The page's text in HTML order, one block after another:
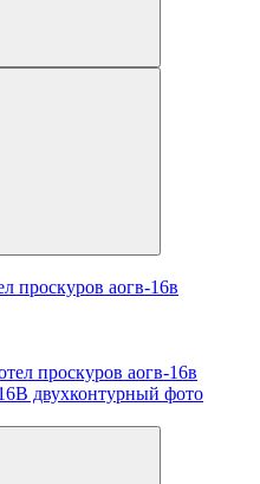
проскуров аогв-16в